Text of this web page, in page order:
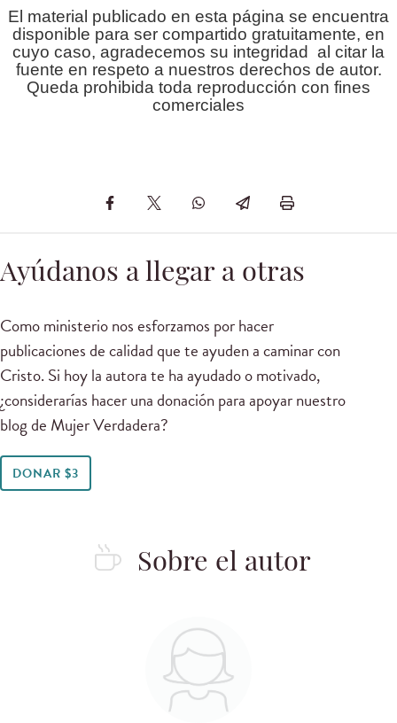
El material publicado en esta página se encuentra
disponible para ser compartido gratuitamente, en
cuyo caso, agradecemos su integridad al citar la
fuente en respeto a nuestros derechos de autor.
Queda prohibida toda reproducción con fines
comerciales
Ayúdanos a llegar a otras
Como ministerio nos esforzamos por hacer
publicaciones de calidad que te ayuden a caminar con
Cristo. Si hoy la autora te ha ayudado o motivado,
¿considerarías hacer una donación para apoyar nuestro
blog de Mujer Verdadera?
DONAR $3
Sobre el autor